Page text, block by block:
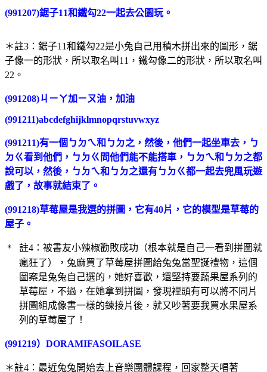
(991207)鋸子11和鐵勾22一起去公園玩。
＊註3：鋸子11和鐵勾22是小兔自己用積木拼出來的圖形，鋸
子像一的形狀，所以取名叫11，鐵勾像二的形狀，所以取名叫
22。
(991208)ㄐㄧㄚ加ㄧㄡ油，加油
(991211)abcdefghijklmnopqrstuvwxyz
(991211)有一個ㄅㄉㄟ和ㄅㄉ之，然後，他們一起坐車去，ㄅ
ㄉㄍ看到他們，ㄅㄉㄍ問他們能不能搭車，ㄅㄉㄟ和ㄅㄉ之都
說可以，然後，ㄅㄉㄟ和ㄅㄉ之還有ㄅㄉㄍ都一起去兜風玩遊
戲了，故事就結束了。
(991218)草莓屋是我選的拼圖，它有40片，它的模型是草莓的
屋子。
＊
註4：被書友小辣椒勸敗成功（根本就是自己一看到拼圖就
瘋狂了），兔麻買了草莓屋拼圖給兔兔當聖誕禮物，這個
圖案是兔兔自己選的，她好喜歡，還堅持要蔬果屋系列的
草莓屋，不過，在她拿到拼圖，發現裡頭有可以將不同片
拼圖組成像書一樣的鍊接片後，就又吵著要我買水果屋系
列的草莓屋了！
(991219）DORAMIFASOILASE
＊註4：最近兔兔開始去上音樂團體課程，回家整天唱著